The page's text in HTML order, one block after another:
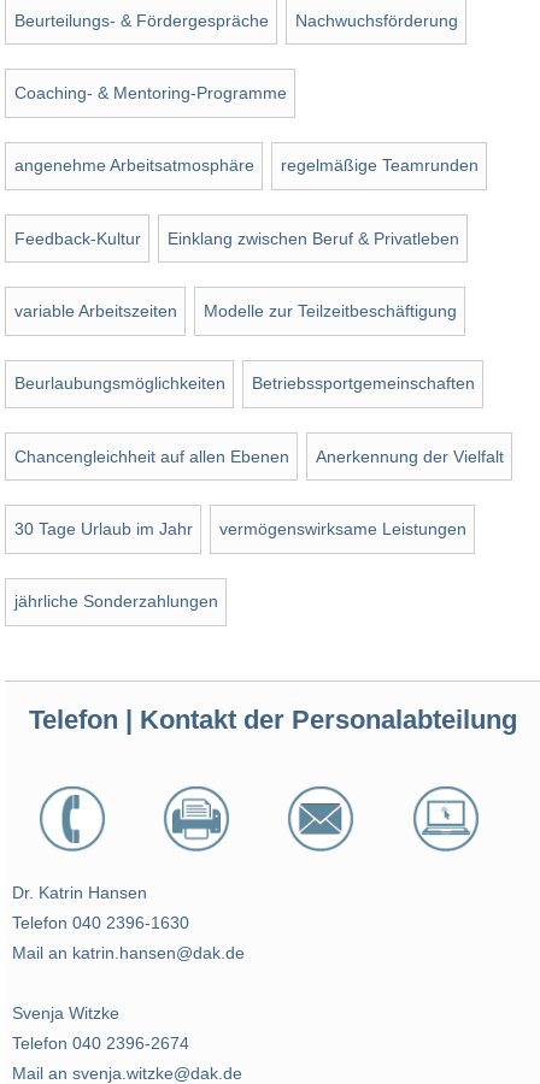
Beurteilungs- & Fördergespräche Nachwuchsförderung
Coaching- & Mentoring-Programme
angenehme Arbeitsatmosphäre regelmäßige Teamrunden
Feedback-Kultur Einklang zwischen Beruf & Privatleben
variable Arbeitszeiten Modelle zur Teilzeitbeschäftigung
Beurlaubungsmöglichkeiten Betriebssportgemeinschaften
Chancengleichheit auf allen Ebenen Anerkennung der Vielfalt
30 Tage Urlaub im Jahr vermögenswirksame Leistungen
jährliche Sonderzahlungen
Telefon | Kontakt der Personalabteilung
Dr. Katrin Hansen
Telefon 040 2396-1630
Mail an katrin.hansen@dak.de
Svenja Witzke
Telefon 040 2396-2674
Mail an svenja.witzke@dak.de